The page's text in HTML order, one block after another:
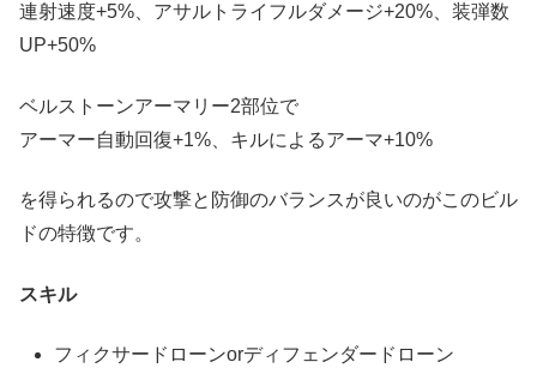
連射速度+5%、アサルトライフルダメージ+20%、装弾数
UP+50%
ベルストーンアーマリー2部位で
アーマー自動回復+1%、キルによるアーマ+10%
を得られるので攻撃と防御のバランスが良いのがこのビル
ドの特徴です。
スキル
フィクサードローンorディフェンダードローン